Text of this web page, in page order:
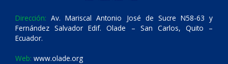
Dirección: Av. Mariscal Antonio José de Sucre N58-63 y
Fernández Salvador Edif. Olade – San Carlos, Quito –
Ecuador.
Web: www.olade.org